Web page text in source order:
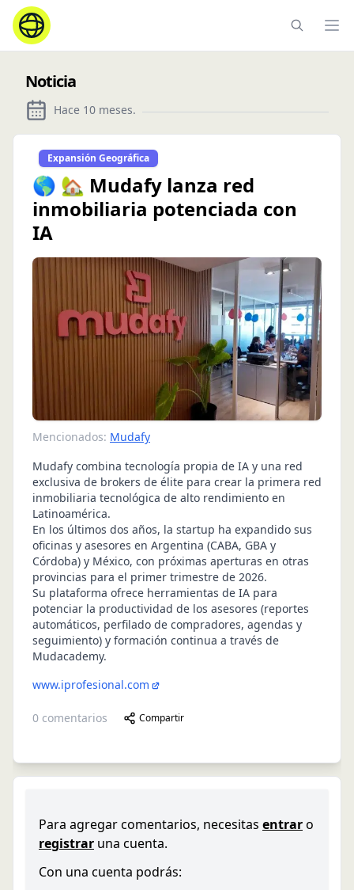
Noticia
Hace 10 meses.
Expansión Geográfica
🌎 🏡 Mudafy lanza red
inmobiliaria potenciada con
IA
Mencionados: Mudafy
Mudafy combina tecnología propia de IA y una red
exclusiva de brokers de élite para crear la primera red
inmobiliaria tecnológica de alto rendimiento en
Latinoamérica.
En los últimos dos años, la startup ha expandido sus
oficinas y asesores en Argentina (CABA, GBA y
Córdoba) y México, con próximas aperturas en otras
provincias para el primer trimestre de 2026.
Su plataforma ofrece herramientas de IA para
potenciar la productividad de los asesores (reportes
automáticos, perfilado de compradores, agendas y
seguimiento) y formación continua a través de
Mudacademy.
www.iprofesional.com
0 comentarios Compartir
Para agregar comentarios, necesitas entraro
registrar una cuenta.
Con una cuenta podrás: